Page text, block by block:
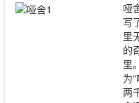
哑
写
里
的
里
为
两